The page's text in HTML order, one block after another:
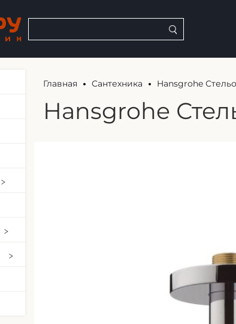
Главная Сантехника Hansgrohe
Hansgrohe